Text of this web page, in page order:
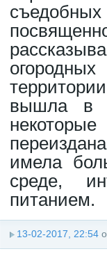
вышла в
имела
среде,
питанием.
13-02-2017, 22:54